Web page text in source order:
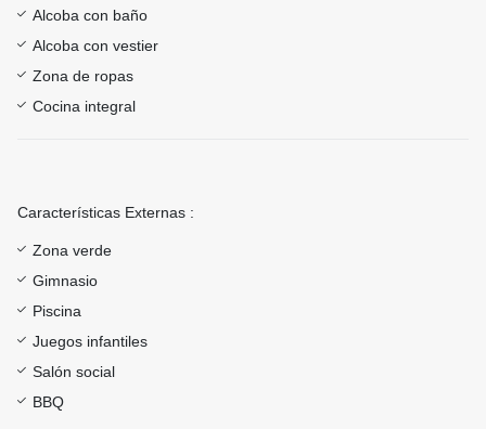
Alcoba con baño
Alcoba con vestier
Zona de ropas
Cocina integral
Características Externas :
Zona verde
Gimnasio
Piscina
Juegos infantiles
Salón social
BBQ